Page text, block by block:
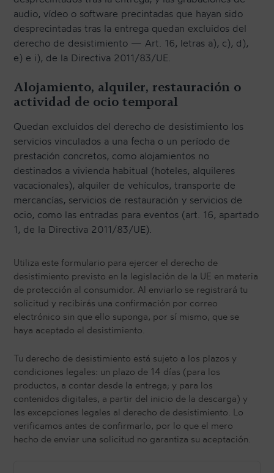
audio, vídeo o software precintadas que hayan sido
desprecintadas tras la entrega quedan excluidos del
derecho de desistimiento — Art. 16, letras a), c), d),
e) e i), de la Directiva 2011/83/UE.
Alojamiento, alquiler, restauración o
actividad de ocio temporal
Quedan excluidos del derecho de desistimiento los
servicios vinculados a una fecha o un período de
prestación concretos, como alojamientos no
destinados a vivienda habitual (hoteles, alquileres
vacacionales), alquiler de vehículos, transporte de
mercancías, servicios de restauración y servicios de
ocio, como las entradas para eventos (art. 16, apartado
1, de la Directiva 2011/83/UE).
Utiliza este formulario para ejercer el derecho de
desistimiento previsto en la legislación de la UE en materia
de protección al consumidor. Al enviarlo se registrará tu
solicitud y recibirás una confirmación por correo
electrónico sin que ello suponga, por sí mismo, que se
haya aceptado el desistimiento.
Tu derecho de desistimiento está sujeto a los plazos y
condiciones legales: un plazo de 14 días (para los
productos, a contar desde la entrega; y para los
contenidos digitales, a partir del inicio de la descarga) y
las excepciones legales al derecho de desistimiento. Lo
verificamos antes de confirmarlo, por lo que el mero
hecho de enviar una solicitud no garantiza su aceptación.